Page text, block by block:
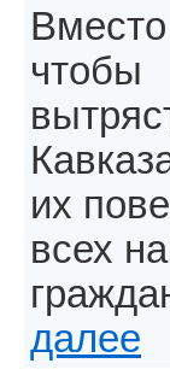
Вместо
чтобы
их
всех
далее